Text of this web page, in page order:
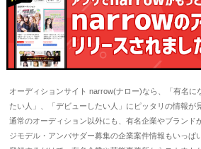
オーディションサイト narrow(ナロー)なら、「有名に
たい人」、「デビューしたい人」にピッタリの情報が
通常のオーディション以外にも、有名企業やブランド
ジモデル・アンバサダー募集の企業案件情報もいっぱ